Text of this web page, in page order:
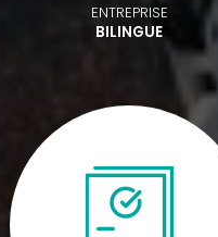
ENTREPRISE
BILINGUE